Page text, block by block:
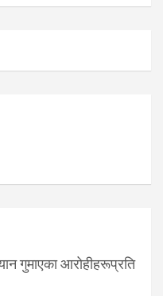
गुमाएका आरोहीहरूप्रति